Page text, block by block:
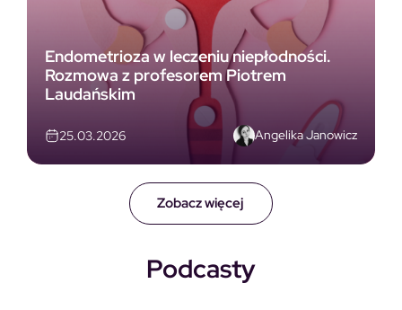
Zobacz więcej
Endometrioza w leczeniu niepłodności.
Rozmowa z profesorem Piotrem
Laudańskim
25.03.2026 Angelika Janowicz
Podcasty